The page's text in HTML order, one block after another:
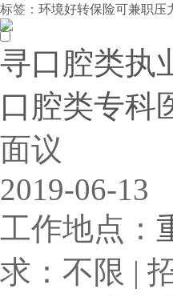
标签： 环境好转保险可兼职压
寻口腔类执
口腔类专科
面议
2019-06-13
工作地点：
求：不限 |